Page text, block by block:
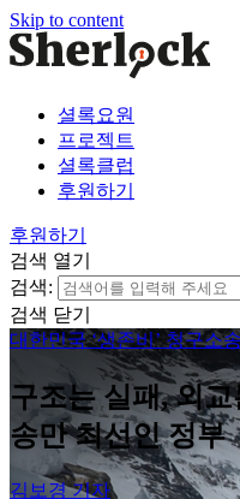
Skip to content
셜록요원
프로젝트
셜록클럽
후원하기
후원하기
검색 열기
검색:
검색 닫기
대한민국 ‘생존비’ 청구소
구조는 실패, 외
송만 최선인 정부
김보경 기자